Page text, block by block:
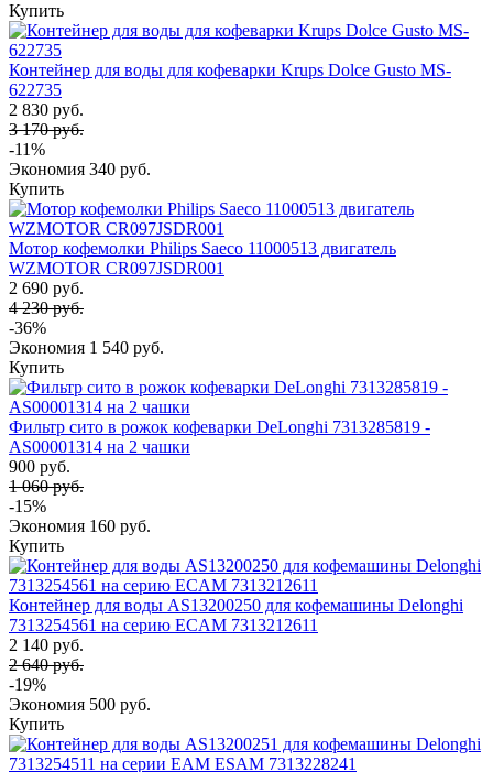
Купить
Контейнер для воды для кофеварки Krups Dolce Gusto MS-
622735
2 830 руб.
3 170 руб.
-11%
Экономия 340 руб.
Купить
Мотор кофемолки Philips Saeco 11000513 двигатель
WZMOTOR CR097JSDR001
2 690 руб.
4 230 руб.
-36%
Экономия 1 540 руб.
Купить
Фильтр сито в рожок кофеварки DeLonghi 7313285819 -
AS00001314 на 2 чашки
900 руб.
1 060 руб.
-15%
Экономия 160 руб.
Купить
Контейнер для воды AS13200250 для кофемашины Delonghi
7313254561 на серию ECAM 7313212611
2 140 руб.
2 640 руб.
-19%
Экономия 500 руб.
Купить